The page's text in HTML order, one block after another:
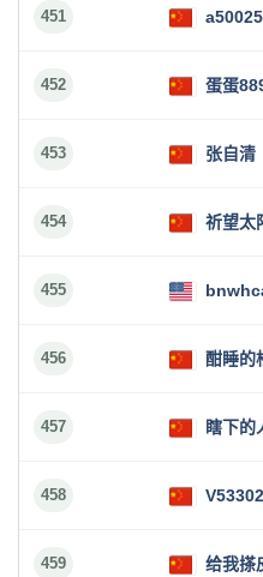
451
452 蛋蛋
453 张自清
454 祈望太
455
456 酣睡的
457 瞎下的
458
459 给我搽